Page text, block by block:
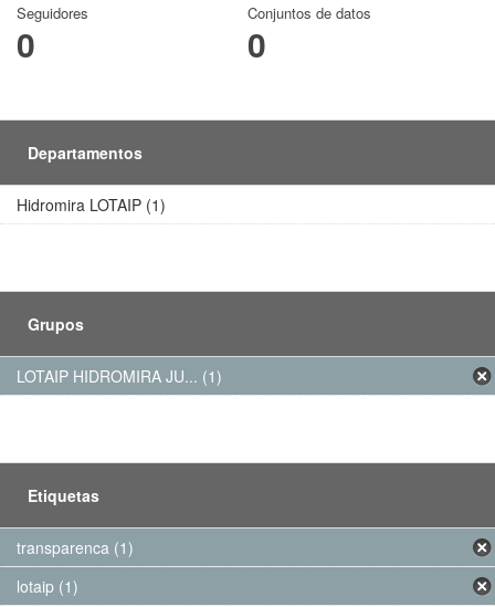
Seguidores
0
Conjuntos de datos
0
Departamentos
Hidromira LOTAIP (1)
Grupos
LOTAIP HIDROMIRA JU... (1)
Etiquetas
transparenca (1)
lotaip (1)